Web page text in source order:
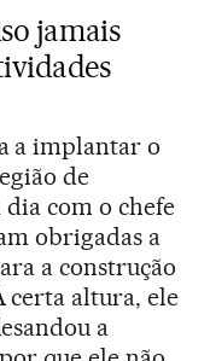
jamais
a implantar o
de
com o chefe
obrigadas a
a construção
certa altura, ele
a